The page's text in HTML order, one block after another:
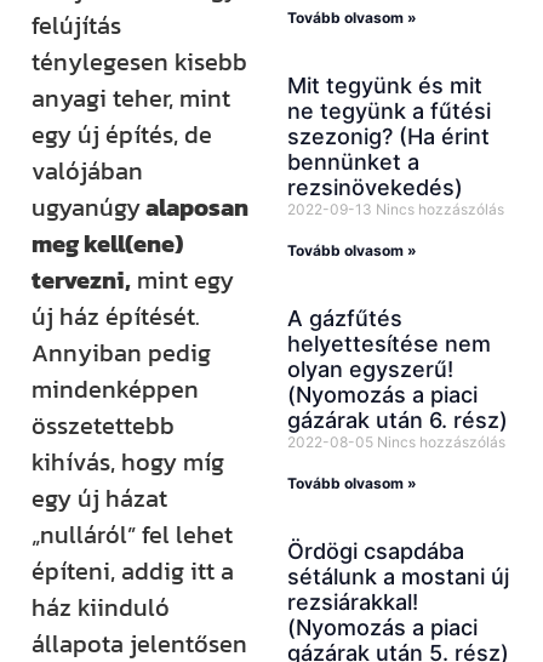
felújítás
ténylegesen kisebb
anyagi teher, mint
egy új építés, de
valójában
ugyanúgyalaposan
meg kell(ene)
tervezni, mint egy
új ház építését.
Annyiban pedig
mindenképpen
összetettebb
kihívás, hogy míg
egy új házat
„nulláról” fel lehet
építeni, addig itt a
ház kiinduló
állapota jelentősen
Tovább olvasom »
Mit tegyünk és mit
ne tegyünk a fűtési
szezonig? (Ha érint
bennünket a
rezsinövekedés)
2022-09-13 Nincs hozzászólás
Tovább olvasom »
A gázfűtés
helyettesítése nem
olyan egyszerű!
(Nyomozás a piaci
gázárak után 6. rész)
2022-08-05 Nincs hozzászólás
Tovább olvasom »
Ördögi csapdába
sétálunk a mostani új
rezsiárakkal!
(Nyomozás a piaci
gázárak után 5. rész)